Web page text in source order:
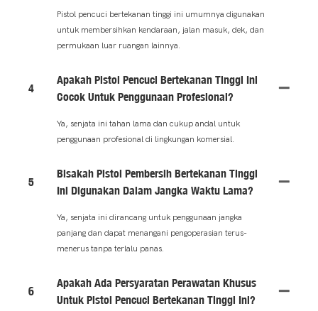
Pistol pencuci bertekanan tinggi ini umumnya digunakan
untuk membersihkan kendaraan, jalan masuk, dek, dan
permukaan luar ruangan lainnya.
4
Apakah Pistol Pencuci Bertekanan Tinggi Ini
Cocok Untuk Penggunaan Profesional?
Ya, senjata ini tahan lama dan cukup andal untuk
penggunaan profesional di lingkungan komersial.
5
Bisakah Pistol Pembersih Bertekanan Tinggi
Ini Digunakan Dalam Jangka Waktu Lama?
Ya, senjata ini dirancang untuk penggunaan jangka
panjang dan dapat menangani pengoperasian terus-
menerus tanpa terlalu panas.
6
Apakah Ada Persyaratan Perawatan Khusus
Untuk Pistol Pencuci Bertekanan Tinggi Ini?